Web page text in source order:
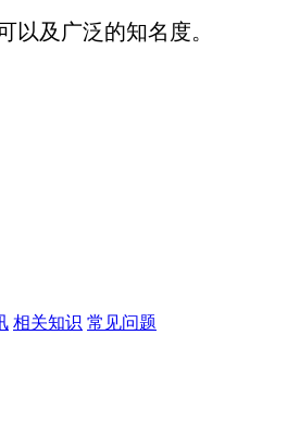
以及广泛的知名度。
相关知识 常见问题